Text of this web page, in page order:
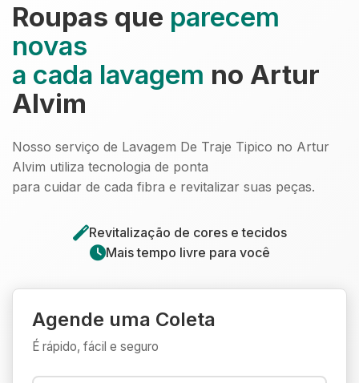
Roupas que parecem
novas
a cada lavagem no Artur
Alvim
Nosso serviço de Lavagem De Traje Tipico no Artur
Alvim utiliza tecnologia de ponta
para cuidar de cada fibra e revitalizar suas peças.
Revitalização de cores e tecidos
Mais tempo livre para você
Agende uma Coleta
É rápido, fácil e seguro